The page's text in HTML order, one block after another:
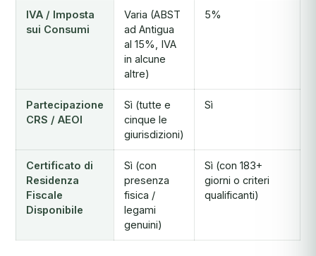
IVA / Imposta
sui Consumi
Varia (ABST
ad Antigua
al 15%, IVA
in alcune
altre)
5%
Partecipazione
CRS / AEOI
Sì (tutte e
cinque le
giurisdizioni)
Sì
Certificato di
Residenza
Fiscale
Disponibile
Sì (con
presenza
fisica /
legami
genuini)
Sì (con 183+
giorni o criteri
qualificanti)